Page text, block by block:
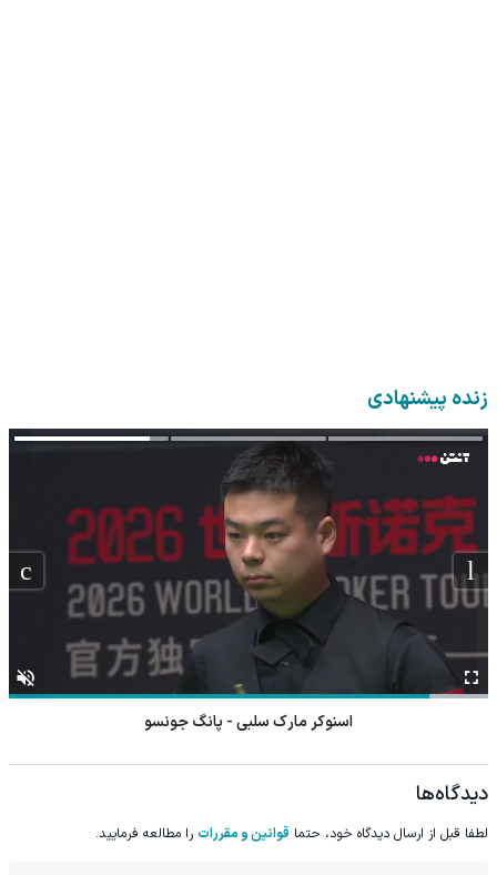
زنده پیشنهادی
اسنوکر مارک سلبی - پانگ جونسو
دیدگاه‌ها
لطفا قبل از ارسال دیدگاه خود، حتما قوانین و مقررات را مطالعه فرمایید.